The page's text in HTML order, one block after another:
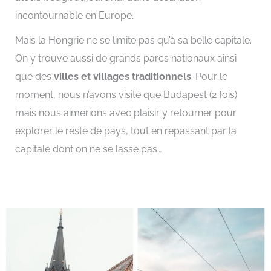
incontournable en Europe.
Mais la Hongrie ne se limite pas qu’à sa belle capitale.
On y trouve aussi de grands parcs nationaux ainsi
que des villes et villages traditionnels. Pour le
moment, nous n’avons visité que Budapest (2 fois)
mais nous aimerions avec plaisir y retourner pour
explorer le reste de pays, tout en repassant par la
capitale dont on ne se lasse pas…